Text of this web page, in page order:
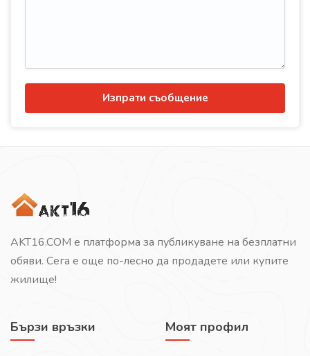
Изпрати съобщение
AKT16.COM е платформа за публикуване на безплатни
обяви. Сега е още по-лесно да продадете или купите
жилище!
Бързи връзки Моят профил